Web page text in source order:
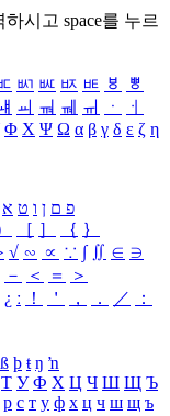
하시고 space를 누르
ㅴ ㅵ ㅶ ㅷ ㅸ
ㅹ
ㆉ ㆊ ㆋ ㆌ ㆍ
ㆎ
Φ Χ Ψ Ω α β γ δ ε ζ η
פ ם ן ו ט א
［ ］ ｛ ｝
√ ∽ ∝ ∵ ∫ ∬ ∈ ∋
－ ＜ ＝
＞
¿ ː ！ ＇ ， ． ／
：
ß þ ŧ ŋ ŉ
Т У Ф Х Ц Ч Ш Щ Ъ
р с т у ф х ц ч ш щ ъ